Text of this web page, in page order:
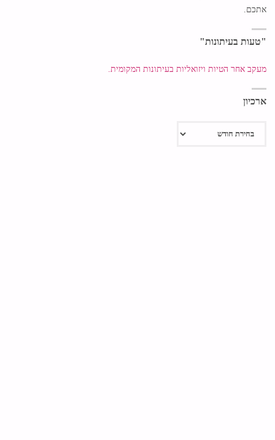
אתכם.
"טעות בעיתונות"
מעקב אחר הטיות ויזואליות בעיתונות המקומית.
ארכיון